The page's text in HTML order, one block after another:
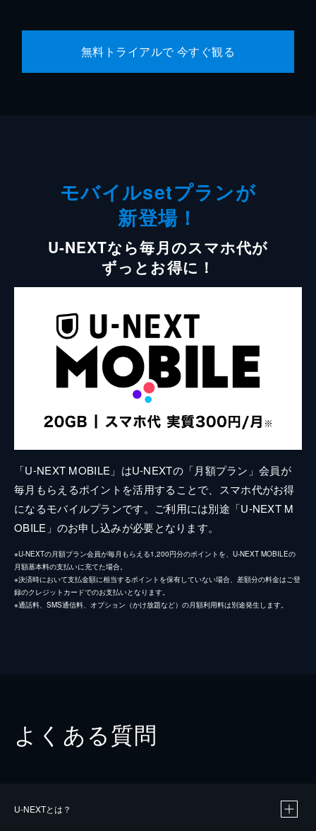
無料トライアルで 今すぐ観る
モバイルsetプランが
新登場！
U-NEXTなら毎月のスマホ代が
ずっとお得に！
「U-NEXT MOBILE」はU-NEXTの「月額プラン」会員が
毎月もらえるポイントを活用することで、スマホ代がお得
になるモバイルプランです。ご利用には別途「U-NEXT M
OBILE」のお申し込みが必要となります。
※U-NEXTの月額プラン会員が毎月もらえる1,200円分のポイントを、U-NEXT MOBILEの
月額基本料の支払いに充てた場合。
※決済時において支払金額に相当するポイントを保有していない場合、差額分の料金はご登
録のクレジットカードでのお支払いとなります。
※通話料、SMS通信料、オプション（かけ放題など）の月額利用料は別途発生します。
よくある質問
U-NEXTとは？